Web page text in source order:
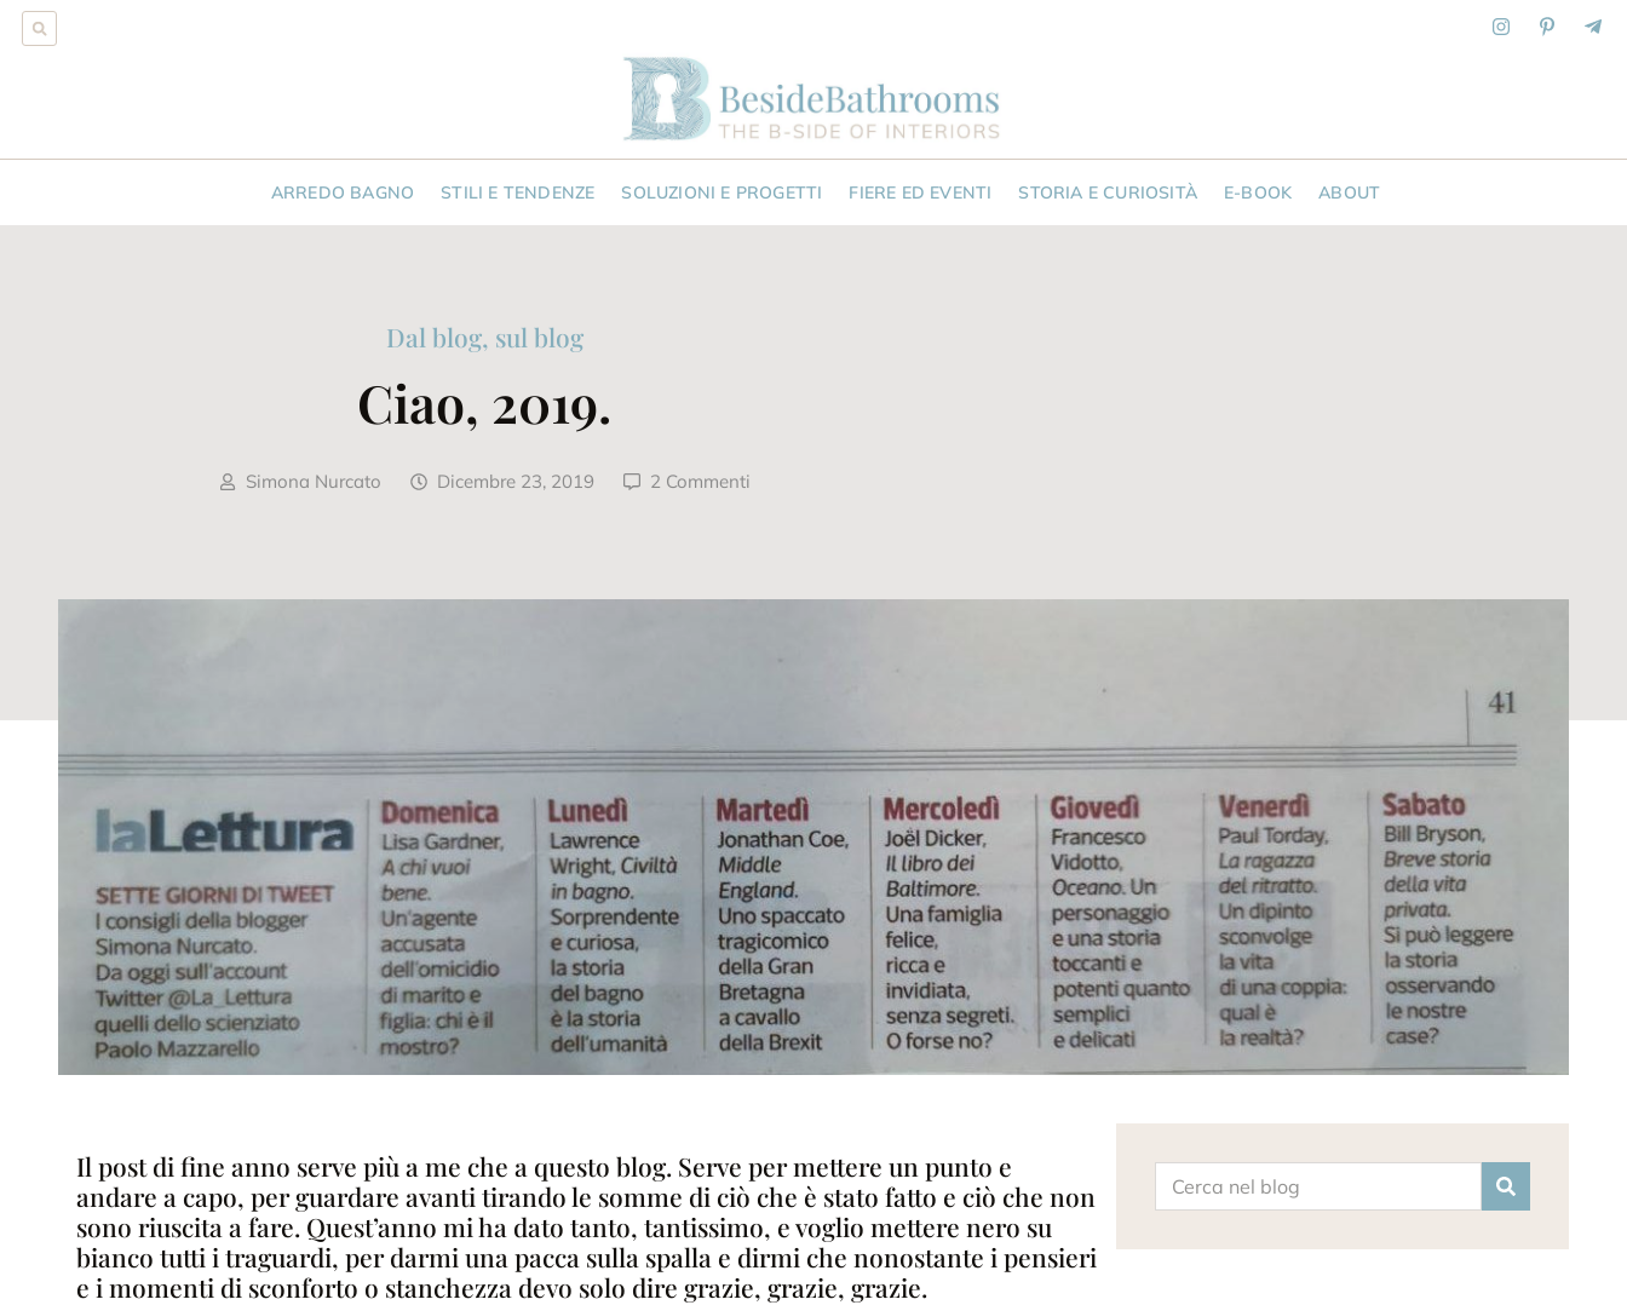
ARREDO BAGNO STILI E TENDENZE SOLUZIONI E PROGETTI FIERE ED EVENTI STORIA E CURIOSITÀ E-BOOK ABOUT
Dal blog, sul blog
Ciao, 2019.
Simona Nurcato Dicembre 23, 2019 2 Commenti
Il post di fine anno serve più a me che a questo blog. Serve per mettere un punto e
andare a capo, per guardare avanti tirando le somme di ciò che è stato fatto e ciò che non
sono riuscita a fare. Quest’anno mi ha dato tanto, tantissimo, e voglio mettere nero su
bianco tutti i traguardi, per darmi una pacca sulla spalla e dirmi che nonostante i pensieri
e i momenti di sconforto o stanchezza devo solo dire grazie, grazie, grazie.